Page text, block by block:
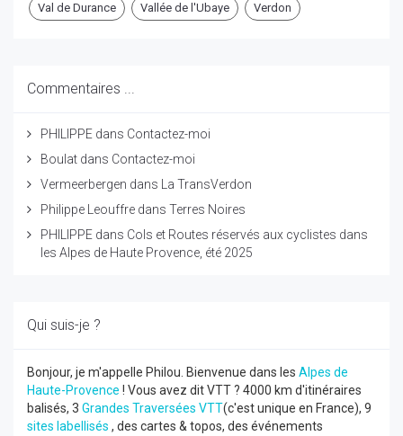
Val de Durance Vallée de l'Ubaye Verdon
Commentaires ...
PHILIPPE dans Contactez-moi
Boulat dans Contactez-moi
Vermeerbergen dans
La TransVerdon
Philippe Leouffre dans Terres Noires
PHILIPPE dans Cols et Routes réservés aux cyclistes dans
les Alpes de Haute Provence, été 2025
Qui suis-je ?
Bonjour, je m'appelle Philou. Bienvenue dans les Alpes de
Haute-Provence ! Vous avez dit VTT ? 4000 km d'itinéraires
balisés, 3 Grandes Traversées VTT(c'est unique en France), 9
sites labellisés , des cartes & topos, des événements